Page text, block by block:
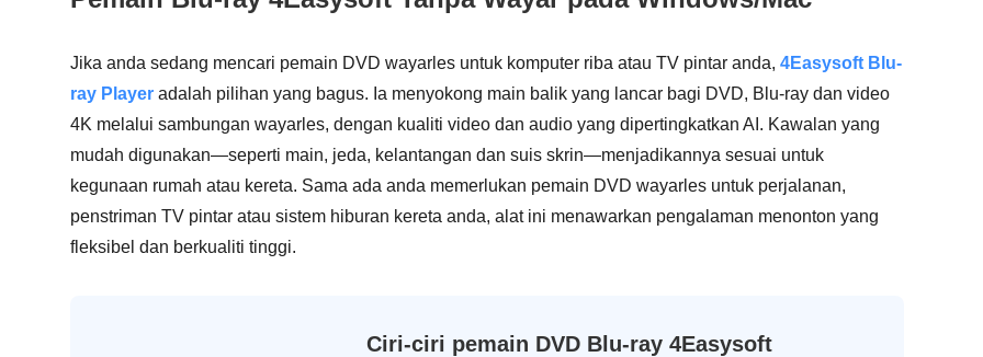
Jika anda sedang mencari pemain DVD wayarles untuk komputer riba atau TV pintar anda, 4Easysoft Blu-
ray Player adalah pilihan yang bagus. Ia menyokong main balik yang lancar bagi DVD, Blu-ray dan video
4K melalui sambungan wayarles, dengan kualiti video dan audio yang dipertingkatkan AI. Kawalan yang
mudah digunakan—seperti main, jeda, kelantangan dan suis skrin—menjadikannya sesuai untuk
kegunaan rumah atau kereta. Sama ada anda memerlukan pemain DVD wayarles untuk perjalanan,
penstriman TV pintar atau sistem hiburan kereta anda, alat ini menawarkan pengalaman menonton yang
fleksibel dan berkualiti tinggi.
Ciri-ciri pemain DVD Blu-ray 4Easysoft